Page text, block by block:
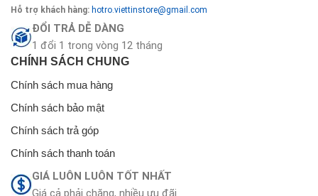
Hỗ trợ khách hàng: hotro.viettinstore@gmail.com
ĐỔI TRẢ DỄ DÀNG
1 đổi 1 trong vòng 12 tháng
CHÍNH SÁCH CHUNG
Chính sách mua hàng
Chính sách bảo mật
Chính sách trả góp
Chính sách thanh toán
GIÁ LUÔN LUÔN TỐT NHẤT
Giá cả phải chăng, nhiều ưu đãi